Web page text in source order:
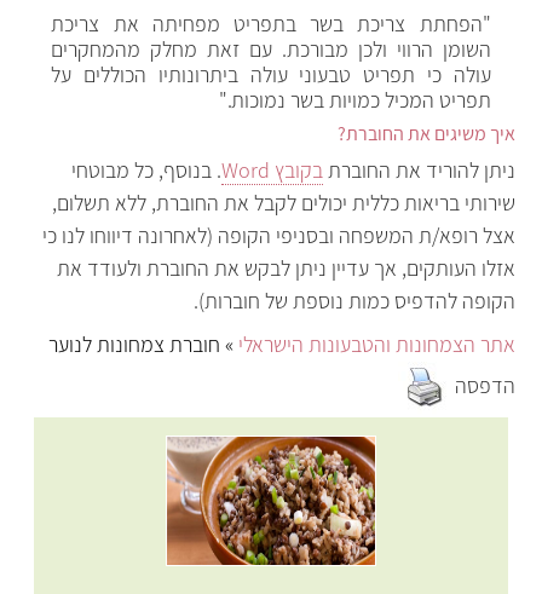
"הפחתת צריכת בשר בתפריט מפחיתה את צריכת
השומן הרווי ולכן מבורכת. עם זאת מחלק מהמחקרים
עולה כי תפריט טבעוני עולה ביתרונותיו הכוללים על
תפריט המכיל כמויות בשר נמוכות."
איך משיגים את החוברת?
ניתן להוריד את החוברתבקובץ Word
. בנוסף, כל מבוטחי
שירותי בריאות כללית יכולים לקבל את החוברת, ללא תשלום,
אצל רופא/ת המשפחה ובסניפי הקופה (לאחרונה דיווחו לנו כי
אזלו העותקים, אך עדיין ניתן לבקש את החוברת ולעודד את
הקופה להדפיס כמות נוספת של חוברות).
אתר הצמחונות והטבעונות הישראלי » חוברת צמחונות לנוער
הדפסה